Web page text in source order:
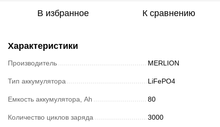
В избранное К сравнению
Характеристики
Производитель MERLION
Тип аккумулятора LiFePO4
Емкость аккумулятора, Ah 80
Количество циклов заряда 3000